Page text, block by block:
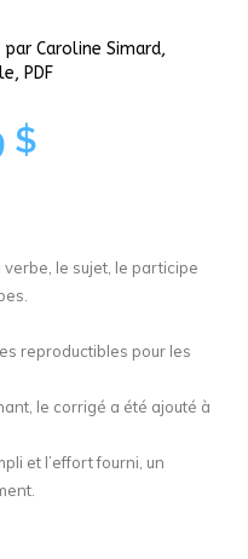
$
le sujet, le participe
reproductibles pour les
le corrigé a été ajouté à
et l’effort fourni, un